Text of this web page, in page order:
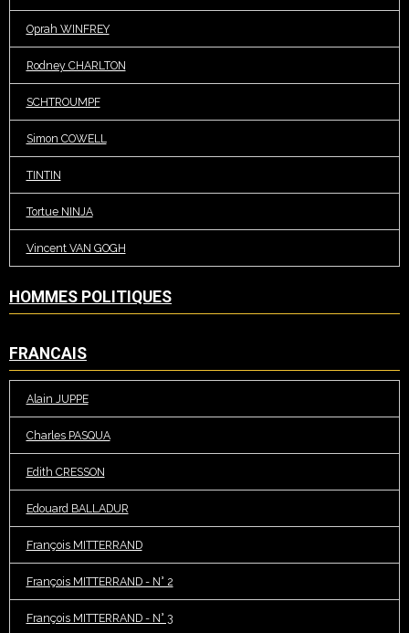
Oprah WINFREY
Rodney CHARLTON
SCHTROUMPF
Simon COWELL
TINTIN
Tortue NINJA
Vincent VAN GOGH
HOMMES POLITIQUES
FRANCAIS
Alain JUPPE
Charles PASQUA
Edith CRESSON
Edouard BALLADUR
François MITTERRAND
François MITTERRAND - N° 2
François MITTERRAND - N° 3